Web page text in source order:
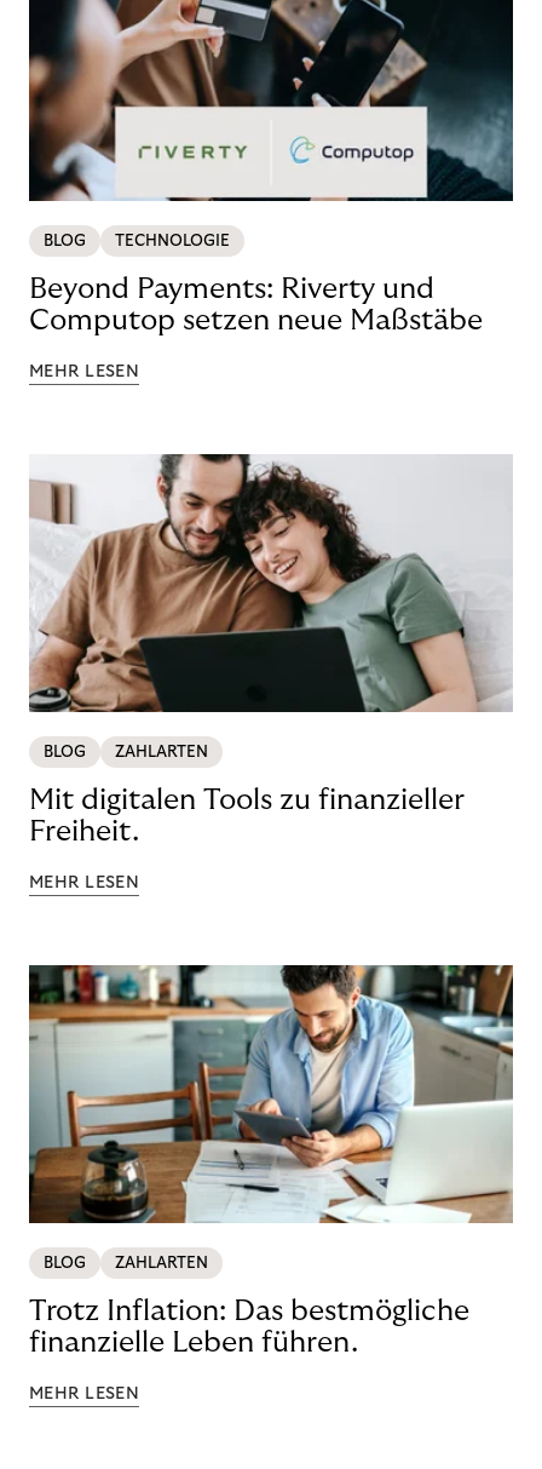
BLOG TECHNOLOGIE
Beyond Payments: Riverty und
Computop setzen neue Maßstäbe
MEHR LESEN
BLOG ZAHLARTEN
Mit digitalen Tools zu finanzieller
Freiheit.
MEHR LESEN
BLOG ZAHLARTEN
Trotz Inflation: Das bestmögliche
finanzielle Leben führen.
MEHR LESEN